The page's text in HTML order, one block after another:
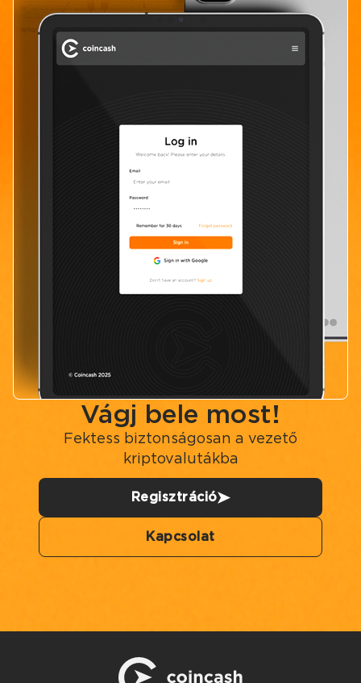
Vágj bele most!
Fektess biztonságosan a vezető
kriptovalutákba
Regisztráció
Kapcsolat